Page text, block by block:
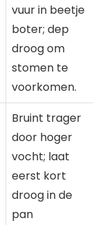
vuur in beetje
boter; dep
droog om
stomen te
voorkomen.
Bruint trager
door hoger
vocht; laat
eerst kort
droog in de
pan